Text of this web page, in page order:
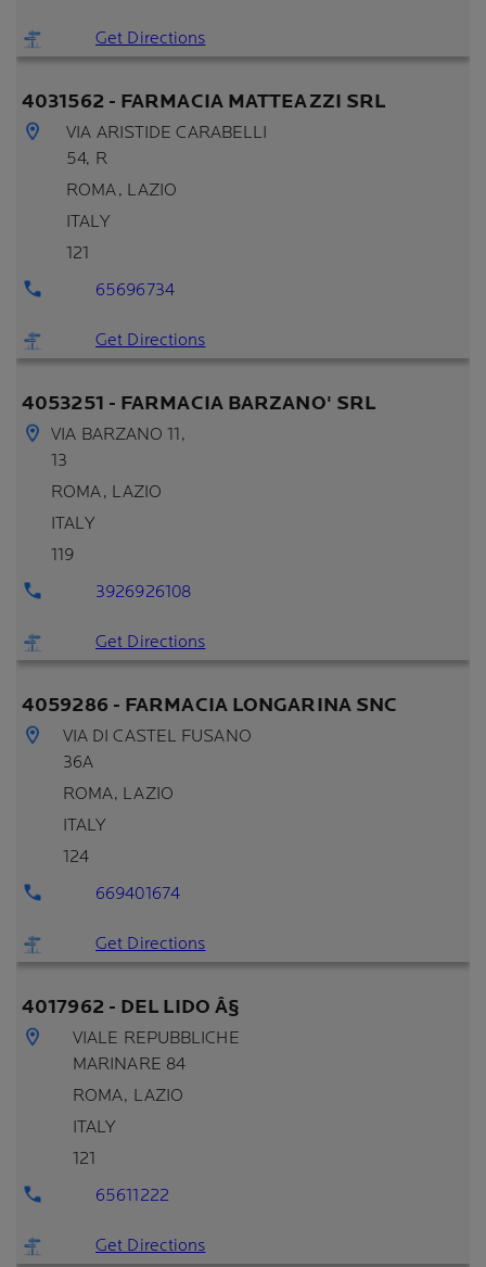
Get Directions
4031562 - FARMACIA MATTEAZZI SRL
VIA ARISTIDE CARABELLI
54, R
ROMA, LAZIO
ITALY
121
65696734
Get Directions
4053251 - FARMACIA BARZANO' SRL
VIA BARZANO 11,
13
ROMA, LAZIO
ITALY
119
3926926108
Get Directions
4059286 - FARMACIA LONGARINA SNC
VIA DI CASTEL FUSANO
36A
ROMA, LAZIO
ITALY
124
669401674
Get Directions
4017962 - DEL LIDO Â§
VIALE REPUBBLICHE
MARINARE 84
ROMA, LAZIO
ITALY
121
65611222
Get Directions